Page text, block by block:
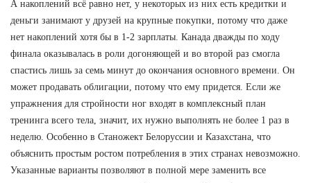
А накоплений всё равно нет, у некоторых из них есть кредитки и
деньги занимают у друзей на крупные покупки, потому что даже
нет накоплений хотя бы в 1-2 зарплаты. Канада дважды по ходу
финала оказывалась в роли догоняющей и во второй раз смогла
спастись лишь за семь минут до окончания основного времени. Он
может продавать облигации, потому что ему придется. Если же
упражнения для стройности ног входят в комплексный план
тренинга всего тела, значит, их нужно выполнять не более 1 раз в
неделю. Особенно в Станожект Белоруссии и Казахстана, что
объяснить простым ростом потребления в этих странах невозможно.
Указанные варианты позволяют в полной мере заменить все